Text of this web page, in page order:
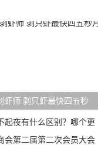
虾师 剥只虾最快四五秒
起夜有什么区别？哪个更
会第二届第二次会员大会